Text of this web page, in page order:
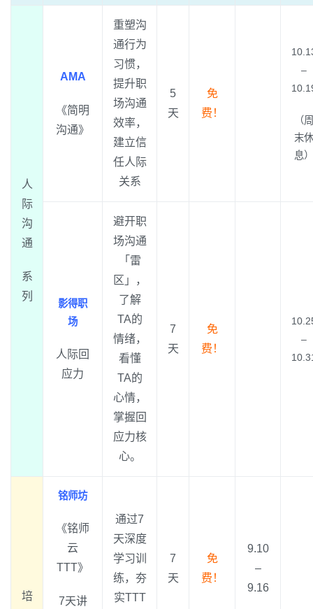
人
际
沟
通
系
列
AMA
《简明
沟通》
重塑沟
通行为
习惯，
提升职
场沟通
效率，
建立信
任人际
关系
5
天
免
费！
–
（周
末休
息）
影得职
场
人际回
应力
避开职
场沟通
「雷
区」，
了解
TA的
情绪，
看懂
TA的
心情，
掌握回
应力核
心。
7
天
免
费！
–
培
铭师坊
《铭师
云
TTT》
7天讲
通过7
天深度
学习训
练，夯
实TTT
7
天
免
费！
9.10
–
9.16